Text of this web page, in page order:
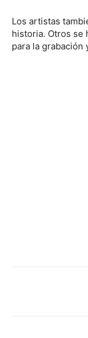
Los artistas
historia. Otros se
para la grabación